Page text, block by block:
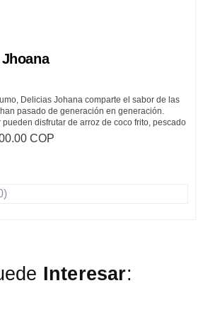
Delicias Johana comparte el sabor de las
pasado de generación en generación.
disfrutar de arroz de coco frito, pescado
dulces típicos y otras preparaciones
con ese sabor casero que conecta con las
experiencia que invita a conocer los sabores
cocina tradicional de Necoclí.
por la cocina y los sabores de su territorio.
COP
Interesar: